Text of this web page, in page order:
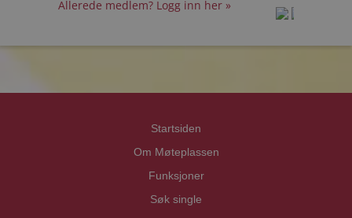
Allerede medlem? Logg inn her »
Startsiden
Om Møteplassen
Funksjoner
Søk single